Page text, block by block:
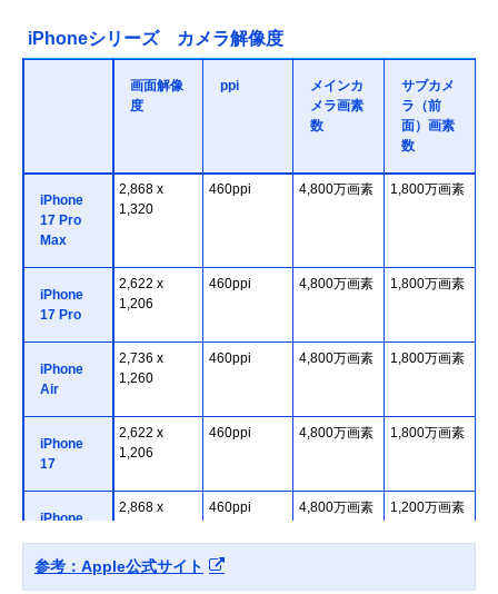
iPhoneシリーズ カメラ解像度
画面解像
度
ppi
メインカ
メラ画素
数
サブカメ
ラ（前
面）画素
数
iPhone
17 Pro
Max
2,868 x
1,320
460ppi 4,800万画素 1,800万画素
iPhone
17 Pro
2,622 x
1,206
460ppi 4,800万画素 1,800万画素
iPhone
Air
2,736 x
1,260
460ppi 4,800万画素 1,800万画素
iPhone
17
2,622 x
1,206
460ppi 4,800万画素 1,800万画素
iPhone
Max
2,868 x
460ppi 4,800万画素 1,200万画素
参考：Apple公式サイト